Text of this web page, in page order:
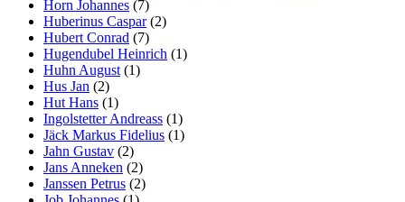
Horn Johannes (7)
Huberinus Caspar(2)
Hubert Conrad (7)
Hugendubel Heinrich (1)
Huhn August (1)
Hus Jan (2)
Hut Hans (1)
Ingolstetter Andreass (1)
Jäck Markus Fidelius (1)
Jahn Gustav (2)
Jans Anneken (2)
Janssen Petrus (2)